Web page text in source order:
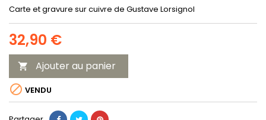
Carte et gravure sur cuivre de Gustave Lorsignol
32,90 €
 Ajouter au panier
 VENDU